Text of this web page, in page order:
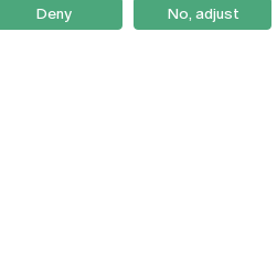
Deny No, adjust